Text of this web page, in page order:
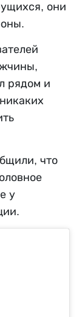
они
рядом и
что
у